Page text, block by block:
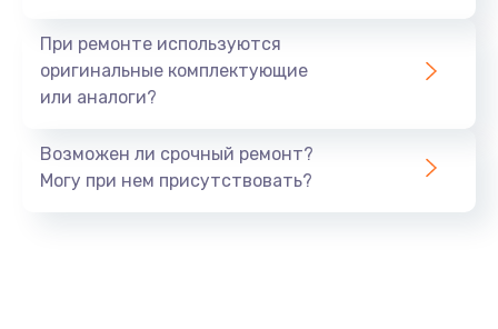
Заказать
1060 руб.
При ремонте используются
оригинальные комплектующие
или аналоги?
Возможен ли срочный ремонт?
Могу при нем присутствовать?